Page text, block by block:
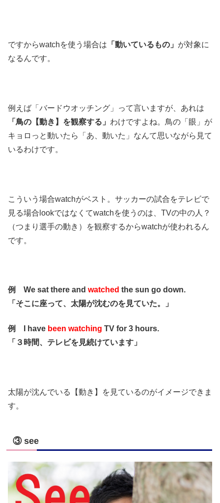
ですからwatchを使う場合は 「動いているもの」 が対象に
なるんです。
例えば「バードウオッチング」って言いますが、あれは
「鳥の【動き】を観察する」 わけですよね。鳥の「眼」が
キョロっと動いたら「あ、動いた」なんて思いながら見て
いるわけです。
こういう場合watchがベスト。サッカーの試合をテレビで
見る場合lookではなくてwatchを使うのは、TVの中の人？
（つまり選手の動き）を観察するからwatchが使われるん
です。
例 We sat there and watched the sun go down.
「そこに座って、太陽が沈むのを見ていた。」
例 I have been watching TV for 3 hours.
「３時間、テレビを見続けています」
太陽が沈んでいる【動き】を見ているのがイメージできま
す。
③ see